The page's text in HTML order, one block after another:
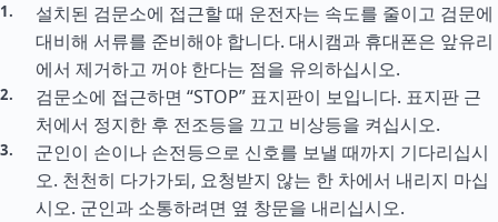
설치된 검문소에 접근할 때 운전자는 속도를 줄이고 검문에
대비해 서류를 준비해야 합니다. 대시캠과 휴대폰은 앞유리
에서 제거하고 꺼야 한다는 점을 유의하십시오.
검문소에 접근하면 “STOP” 표지판이 보입니다. 표지판 근
처에서 정지한 후 전조등을 끄고 비상등을 켜십시오.
군인이 손이나 손전등으로 신호를 보낼 때까지 기다리십시
오. 천천히 다가가되, 요청받지 않는 한 차에서 내리지 마십
시오. 군인과 소통하려면 옆 창문을 내리십시오.